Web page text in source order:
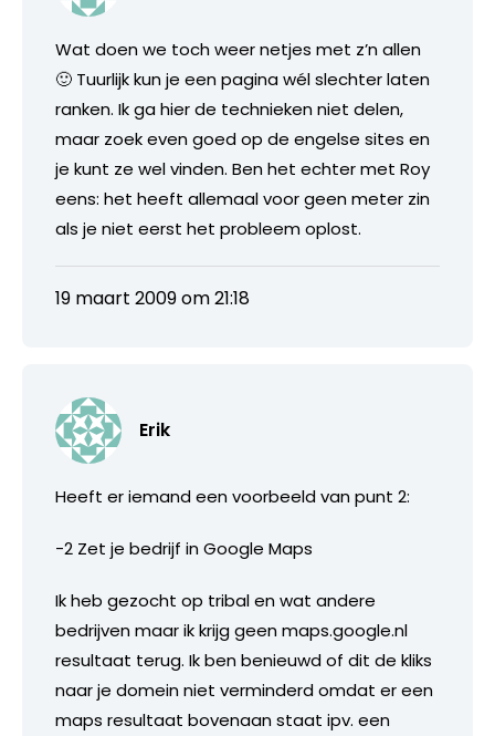
Wat doen we toch weer netjes met z’n allen
🙂 Tuurlijk kun je een pagina wél slechter laten
ranken. Ik ga hier de technieken niet delen,
maar zoek even goed op de engelse sites en
je kunt ze wel vinden. Ben het echter met Roy
eens: het heeft allemaal voor geen meter zin
als je niet eerst het probleem oplost.
19 maart 2009 om 21:18
Erik
Heeft er iemand een voorbeeld van punt 2:
-2 Zet je bedrijf in Google Maps
Ik heb gezocht op tribal en wat andere
bedrijven maar ik krijg geen maps.google.nl
resultaat terug. Ik ben benieuwd of dit de kliks
naar je domein niet verminderd omdat er een
maps resultaat bovenaan staat ipv. een